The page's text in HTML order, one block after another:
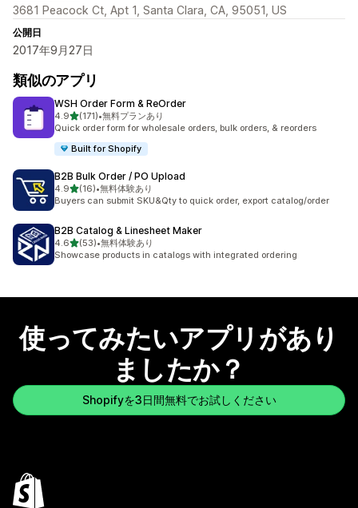
3681 Peacock Ct, Apt 1, Santa Clara, CA, 95051, US
公開日
2017年9月27日
類似のアプリ
WSH Order Form & ReOrder
4.95つ星中
(171)
合計レビュー数：171件
•無料プランあり
Quick order form for wholesale orders, bulk orders, & reorders
Built for Shopify
B2B Bulk Order / PO Upload
4.95つ星中
(16)
合計レビュー数：16件
•無料体験あり
Buyers can submit SKU&Qty to quick order, export catalog/order
B2B Catalog & Linesheet Maker
4.65つ星中
(53)
合計レビュー数：53件
•無料体験あり
Showcase products in catalogs with integrated ordering
使ってみたいアプリがあり
ましたか？
Shopifyを3日間無料でお試しください